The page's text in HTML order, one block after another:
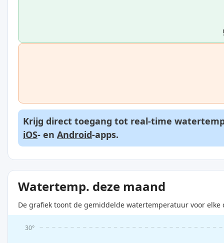
Krijg direct toegang tot real-time
iOS- en Android-apps.
Watertemp. deze maand
De grafiek toont de gemiddelde watertemperatuur voor
30°